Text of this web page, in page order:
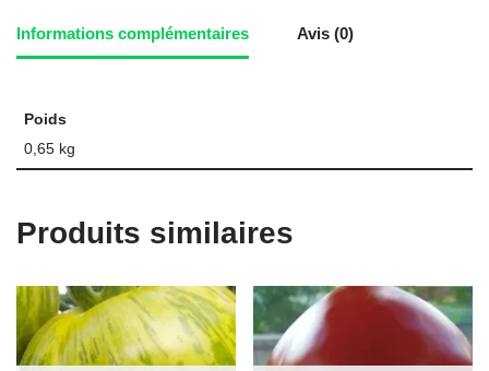
Informations complémentaires Avis (0)
Poids
0,65 kg
Produits similaires